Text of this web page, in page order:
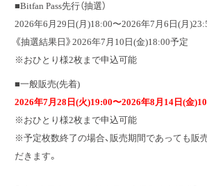
■Bitfan Pass先行（抽選）
2026年6月29日(月)18:00〜2026年7月6日(月
《抽選結果日》2026年7月10日(金)18:00予定
※おひとり様2枚まで申込可能
■一般販売(先着)
2026年7月28日(火)19:00〜2026年8月14日(金
※おひとり様2枚まで申込可能
※予定枚数終了の場合、販売期間であっても販
だきます。